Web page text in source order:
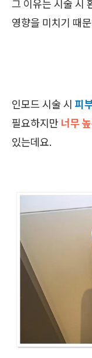
그 이유는 시술 시
영향을 미치기 때
인모드 시술 시 피
필요하지만 너무
있는데요.